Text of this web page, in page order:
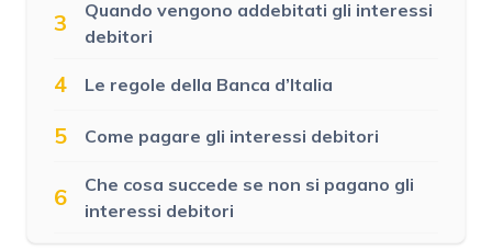
3
Quando vengono addebitati gli interessi
debitori
4 Le regole della Banca d’Italia
5 Come pagare gli interessi debitori
6
Che cosa succede se non si pagano gli
interessi debitori